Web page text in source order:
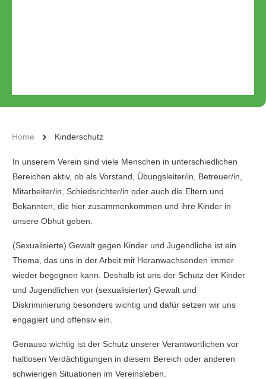
Home Kinderschutz
In unserem Verein sind viele Menschen in unterschiedlichen
Bereichen aktiv, ob als Vorstand, Übungsleiter/in, Betreuer/in,
Mitarbeiter/in, Schiedsrichter/in oder auch die Eltern und
Bekannten, die hier zusammenkommen und ihre Kinder in
unsere Obhut geben.
(Sexualisierte) Gewalt gegen Kinder und Jugendliche ist ein
Thema, das uns in der Arbeit mit Heranwachsenden immer
wieder begegnen kann. Deshalb ist uns der Schutz der Kinder
und Jugendlichen vor (sexualisierter) Gewalt und
Diskriminierung besonders wichtig und dafür setzen wir uns
engagiert und offensiv ein.
Genauso wichtig ist der Schutz unserer Verantwortlichen vor
haltlosen Verdächtigungen in diesem Bereich oder anderen
schwierigen Situationen im Vereinsleben.